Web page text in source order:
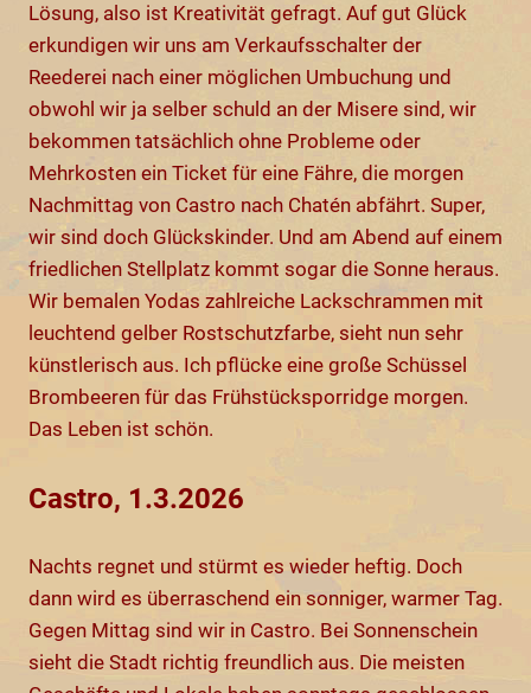
Lösung, also ist Kreativität gefragt. Auf gut Glück
erkundigen wir uns am Verkaufsschalter der
Reederei nach einer möglichen Umbuchung und
obwohl wir ja selber schuld an der Misere sind, wir
bekommen tatsächlich ohne Probleme oder
Mehrkosten ein Ticket für eine Fähre, die morgen
Nachmittag von Castro nach Chatén abfährt. Super,
wir sind doch Glückskinder. Und am Abend auf einem
friedlichen Stellplatz kommt sogar die Sonne heraus.
Wir bemalen Yodas zahlreiche Lackschrammen mit
leuchtend gelber Rostschutzfarbe, sieht nun sehr
künstlerisch aus. Ich pflücke eine große Schüssel
Brombeeren für das Frühstücksporridge morgen.
Das Leben ist schön.
Castro, 1.3.2026
Nachts regnet und stürmt es wieder heftig. Doch
dann wird es überraschend ein sonniger, warmer Tag.
Gegen Mittag sind wir in Castro. Bei Sonnenschein
sieht die Stadt richtig freundlich aus. Die meisten